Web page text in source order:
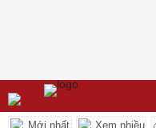
Mới nhất Xem nhiều